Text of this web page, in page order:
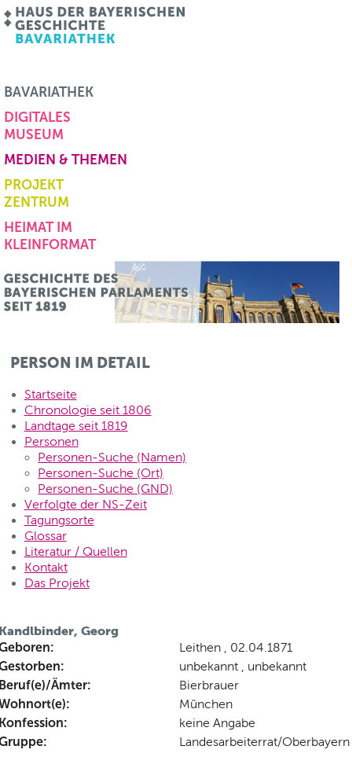
BAVARIATHEK
DIGITALES
MUSEUM
MEDIEN & THEMEN
PROJEKT
ZENTRUM
HEIMAT IM
KLEINFORMAT
PERSON IM DETAIL
Startseite
Chronologie seit 1806
Landtage seit 1819
Personen
Personen-Suche (Namen)
Personen-Suche (Ort)
Personen-Suche (GND)
Verfolgte der NS-Zeit
Tagungsorte
Glossar
Literatur / Quellen
Kontakt
Das Projekt
Georg
Leithen , 02.04.1871
unbekannt , unbekannt
Ämter: Bierbrauer
München
keine Angabe
Landesarbeiterrat/Oberbayern